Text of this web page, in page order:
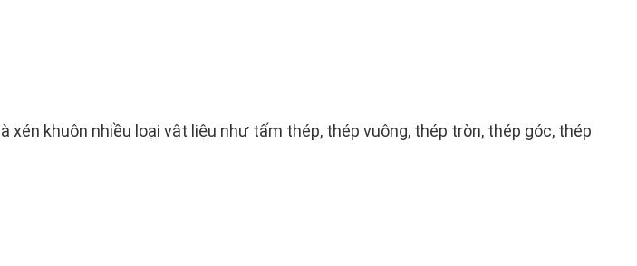
khuôn nhiều loại vật liệu như tấm thép, thép vuông, thép tròn, thép góc, thép